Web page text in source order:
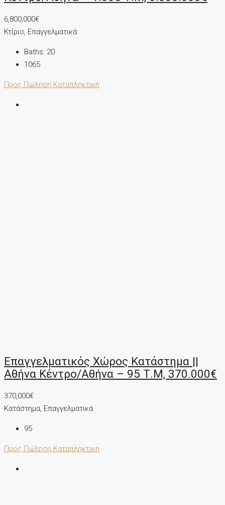
6,800,000€
Κτίριο, Επαγγελματικά
Baths: 20
1065
Προς Πώληση Καταπληκτική
Επαγγελματικός Χώρος Κατάστημα ||
Αθήνα Κέντρο/Αθήνα – 95 Τ.μ, 370.000€
370,000€
Κατάστημα, Επαγγελματικά
95
Προς Πώληση Καταπληκτική